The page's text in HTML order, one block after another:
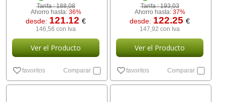
Tarifa :188,08
Ahorro hasta: 36%
desde: 121.12€
146,56 con Iva
Ver el Producto
favoritos Comparar
Tarifa :193,03
Ahorro hasta: 37%
desde: 122.25€
147,92 con Iva
Ver el Producto
favoritos Comparar